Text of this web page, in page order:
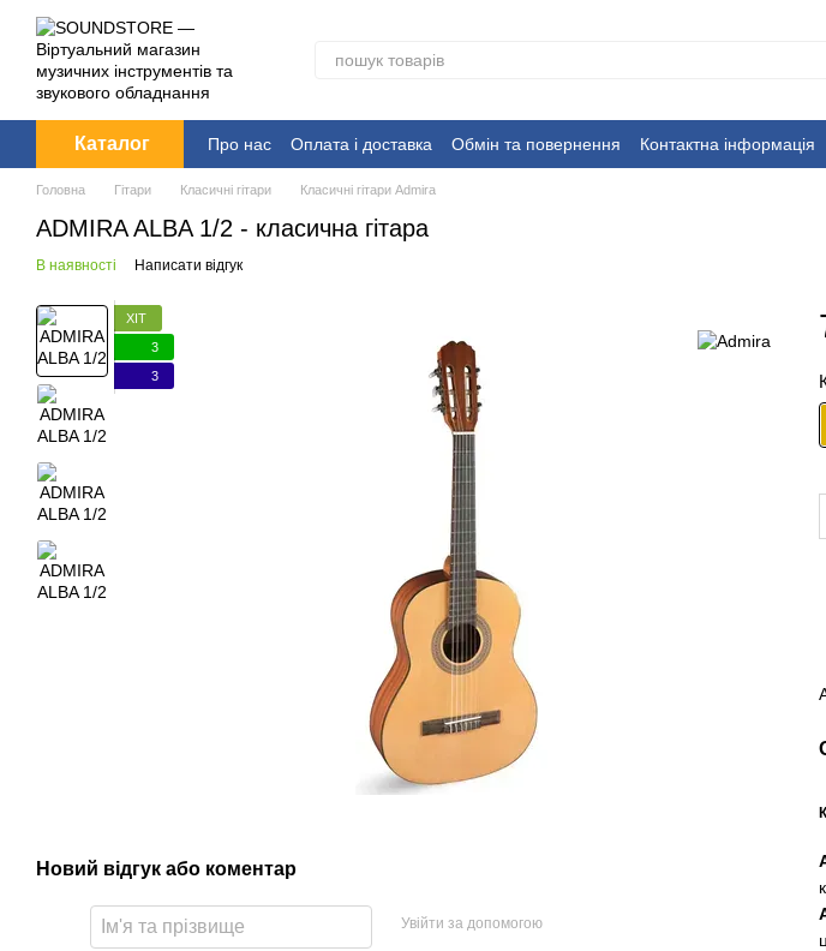
Перейти до основного контенту
Каталог Про нас Оплата і доставка Обмін та повернення Контактна інформація
Головна Гітари Класичні гітари Класичні гітари Admira
ADMIRA ALBA 1/2 - класична гітара
В наявності Написати відгук
ХІТ
3
3
Новий відгук або коментар
Увійти за допомогою